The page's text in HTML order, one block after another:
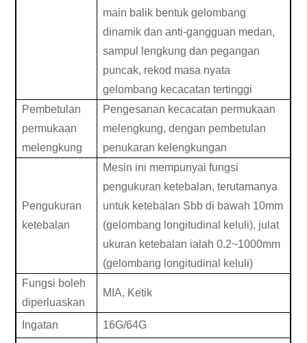
main balik bentuk gelombang
dinamik dan anti-gangguan medan,
sampul lengkung dan pegangan
puncak, rekod masa nyata
gelombang kecacatan tertinggi
Pembetulan
permukaan
melengkung
Pengesanan kecacatan permukaan
melengkung, dengan pembetulan
penukaran kelengkungan
Pengukuran
ketebalan
Mesin ini mempunyai fungsi
pengukuran ketebalan, terutamanya
untuk ketebalan Sbb di bawah 10mm
(gelombang longitudinal keluli), julat
ukuran ketebalan ialah 0.2~1000mm
(gelombang longitudinal keluli)
Fungsi boleh
diperluaskan
MIA, Ketik
Ingatan 16G/64G